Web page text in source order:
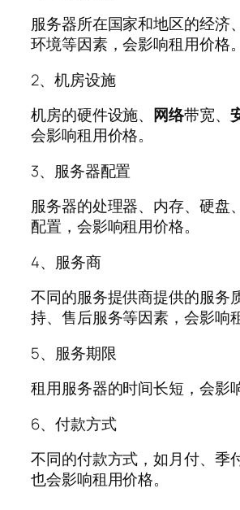
服务器所在国家和地区的经济
环境等因素，会影响租用价格。
2、机房设施
机房的硬件设施、 网络带宽、
会影响租用价格。
3、服务器配置
服务器的处理器、内存、硬盘
配置，会影响租用价格。
4、服务商
不同的服务提供商提供的服务
持、售后服务等因素，会影响
5、服务期限
租用服务器的时间长短，会影
6、付款方式
不同的付款方式，如月付、季
也会影响租用价格。